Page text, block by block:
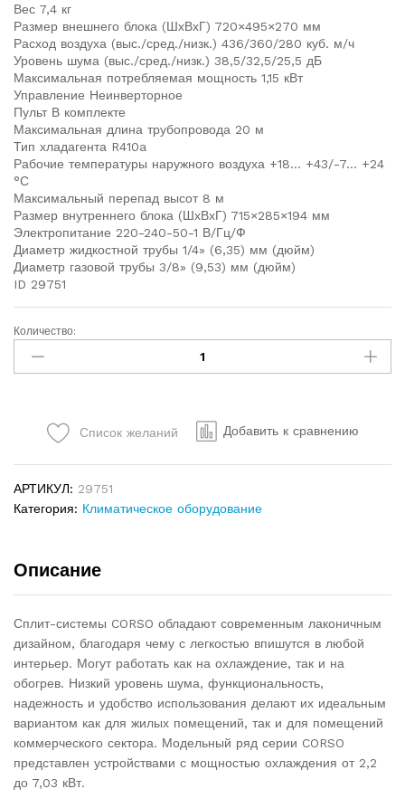
Вес 7,4 кг
Размер внешнего блока (ШхВхГ) 720×495×270 мм
Расход воздуха (выс./сред./низк.) 436/360/280 куб. м/ч
Уровень шума (выс./сред./низк.) 38,5/32,5/25,5 дБ
Максимальная потребляемая мощность 1,15 кВт
Управление Неинверторное
Пульт В комплекте
Максимальная длина трубопровода 20 м
Тип хладагента R410a
Рабочие температуры наружного воздуха +18… +43/-7… +24
°С
Максимальный перепад высот 8 м
Размер внутреннего блока (ШхВхГ) 715×285×194 мм
Электропитание 220-240-50-1 В/Гц/Ф
Диаметр жидкостной трубы 1/4» (6,35) мм (дюйм)
Диаметр газовой трубы 3/8» (9,53) мм (дюйм)
ID 29751
Количество:
Список желаний Добавить к сравнению
АРТИКУЛ: 29751
Категория: Климатическое оборудование
Описание
Сплит-системы CORSO обладают современным лаконичным
дизайном, благодаря чему с легкостью впишутся в любой
интерьер. Могут работать как на охлаждение, так и на
обогрев. Низкий уровень шума, функциональность,
надежность и удобство использования делают их идеальным
вариантом как для жилых помещений, так и для помещений
коммерческого сектора. Модельный ряд серии CORSO
представлен устройствами с мощностью охлаждения от 2,2
до 7,03 кВт.